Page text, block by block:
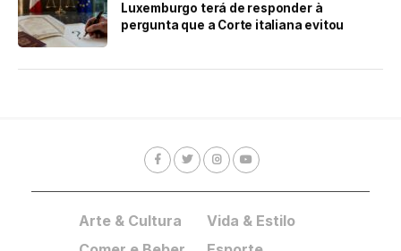
Luxemburgo terá de responder à
pergunta que a Corte italiana evitou
Arte & Cultura
Vida & Estilo